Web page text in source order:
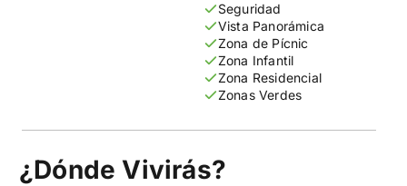
Seguridad
Vista Panorámica
Zona de Pícnic
Zona Infantil
Zona Residencial
Zonas Verdes
¿Dónde Vivirás?